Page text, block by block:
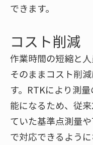
できます。
コスト削減
作業時間の短縮と人
そのままコスト削
す​。RTKにより測
能になるため、従
ていた基準点測量
で対応できるよう